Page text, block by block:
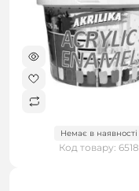
Немає в наявності
Код товару: 6518